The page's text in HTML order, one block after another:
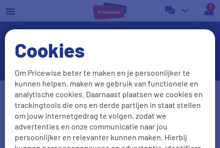
Cookies
Om Pricewise beter te maken en je persoonlijker te
kunnen helpen, maken we gebruik van functionele en
analytische cookies. Daarnaast plaatsen we cookies en
trackingtools die ons en derde partijen in staat stellen
om jouw internetgedrag te volgen, zodat we
advertenties en onze communicatie naar jou
persoonlijker en relevanter kunnen maken. Hierbij
a
Vergelijk in Tilburg energie
Postcode Huisnr. + Toev.
Huidige leverancier